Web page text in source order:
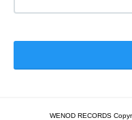
WENOD RECORDS